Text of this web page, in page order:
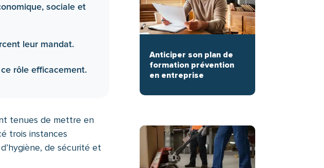
sociale et
leur mandat.
rôle efficacement.
tenues de mettre en
trois instances
de sécurité et
Anticiper son plan de
formation prévention
en entreprise